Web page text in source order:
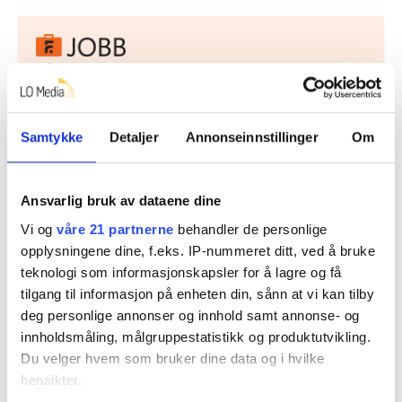
Samtykke Detaljer Annonseinnstillinger Om
Ansvarlig bruk av dataene dine
Vi og våre 21 partnerne behandler de personlige
opplysningene dine, f.eks. IP-nummeret ditt, ved å bruke
teknologi som informasjonskapsler for å lagre og få
tilgang til informasjon på enheten din, sånn at vi kan tilby
deg personlige annonser og innhold samt annonse- og
innholdsmåling, målgruppestatistikk og produktutvikling.
Du velger hvem som bruker dine data og i hvilke
hensikter.
Nå:
Regionleder Region Indre Øst
Fellesforbundet
Moelv